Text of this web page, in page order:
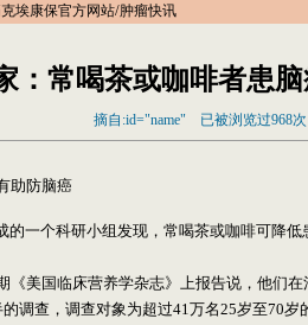
埃康保官方网站/肿瘤快讯
：常喝茶或咖啡者患
摘自:id="name" 已被浏览过968
助防脑癌
一个科研小组发现，常喝茶或咖啡可降低
美国临床营养学杂志》上报告说，他们在
调查，调查对象为超过41万名25岁至70